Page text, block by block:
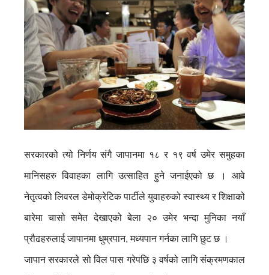
सरकारको त्यो निर्णय संगै जापानमा १८ र १९ वर्ष उमेर समुहका
मानिसहरु विवाहका लागि उत्साहित हुने जनाईएको छ । आवे
नेतृत्वको लिवरल डेमोक्रेटिक पार्टीले युवाहरुको स्वास्थ्य र शिक्षाको
बारेमा चासो समेत देखाएको बेला २० उमेर भन्दा मुनिका नयाँ
प्रौढहरुलाई जापानमा धुम्रपान, मध्यपान गर्नका लागि छुट छ ।
जापान सरकारले सो विल पास गरेपछि ३ वर्षको लागि संक्रमणकाल